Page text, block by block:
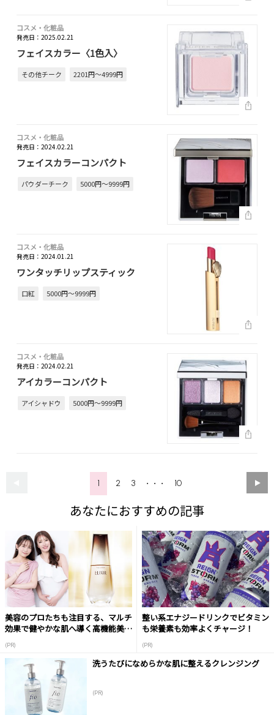
コスメ・化粧品
発売日：2025.02.21
フェイスカラー〈1色入〉
その他チーク 2201円～4999円
コスメ・化粧品
発売日：2024.02.21
フェイスカラーコンパクト
パウダーチーク 5000円～9999円
コスメ・化粧品
発売日：2024.01.21
ワンタッチリップスティック
口紅 5000円～9999円
コスメ・化粧品
発売日：2024.02.21
アイカラーコンパクト
アイシャドウ 5000円～9999円
1 2 3 ・・・ 10
あなたにおすすめの記事
美容のプロたちも注目する、マルチ
効果で健やかな肌へ導く高機能美容
(PR)
整い系エナジードリンクでビタミン
も栄養素も効率よくチャージ！
(PR)
洗うたびになめらかな肌に整えるクレンジング
(PR)